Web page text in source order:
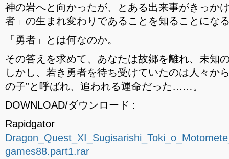
神の岩へと向かったが、とある出来事がきっか
者」の生まれ変わりであることを知ることにな
「勇者」とは何なのか。
その答えを求めて、あなたは故郷を離れ、未知
しかし、若き勇者を待ち受けていたのは人々か
の子”と呼ばれ、追われる運命だった……。
DOWNLOAD/ダウンロード :
Rapidgator
games88.part1.rar